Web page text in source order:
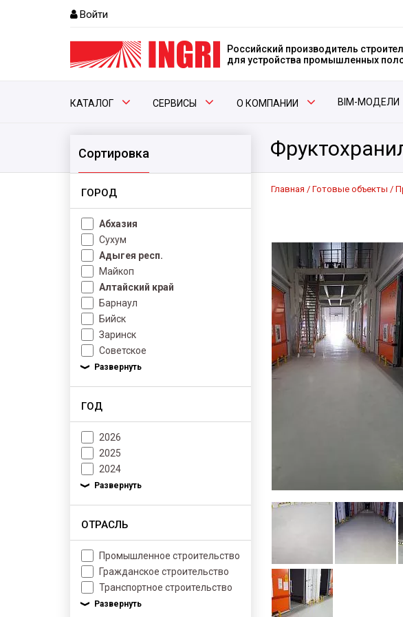
Войти
Российский производитель
для устройства промышленных
КАТАЛОГ СЕРВИСЫ О КОМПАНИИ BIM-МОДЕЛИ
Сортировка
ГОРОД
Абхазия
Сухум
Адыгея респ.
Майкоп
Алтайский край
Барнаул
Бийск
Заринск
Советское
ГОД
2026
2025
2024
ОТРАСЛЬ
Промышленное строительство
Гражданское строительство
Транспортное строительство
Главная Готовые объекты